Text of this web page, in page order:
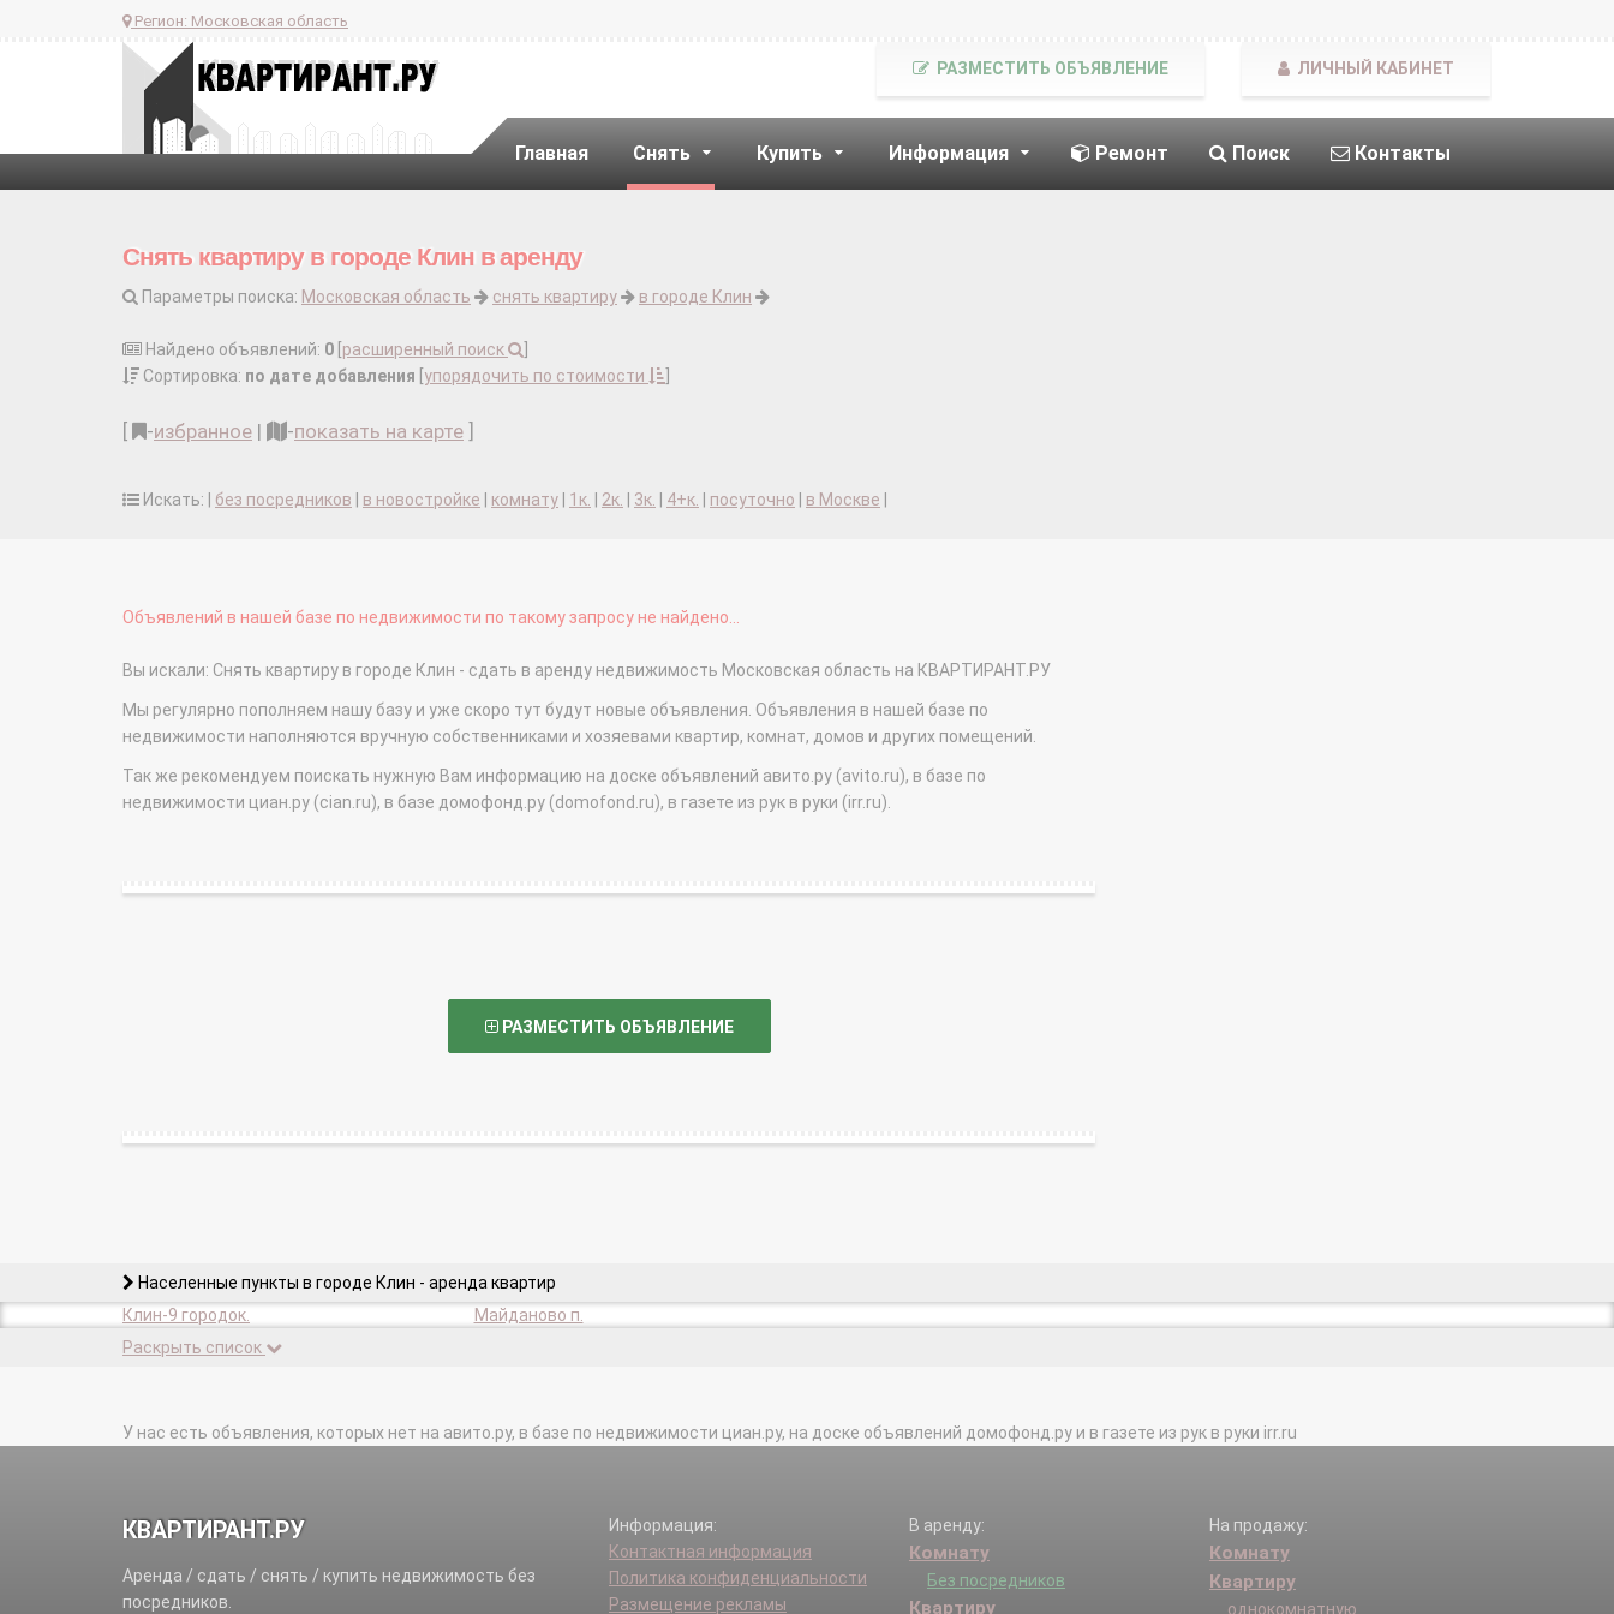
Регион: Московская область
Главная Снять Купить Информация Ремонт Поиск Контакты
РАЗМЕСТИТЬ ОБЪЯВЛЕНИЕ ЛИЧНЫЙ КАБИНЕТ
Снять квартиру в городе Клин в аренду
Параметры поиска: Московская область снять квартиру в городе Клин
Найдено объявлений: 0 расширенный поиск
Сортировка: по дате добавления упорядочить по стоимости
-избранное | -показать на карте
Искать: | без посредников в новостройке комнату 1к. 2к. 3к. 4+к. посуточно в Москве
Объявлений в нашей базе по недвижимости по такому запросу не найдено...
Вы искали: Снять квартиру в городе Клин - сдать в аренду недвижимость Московская область на КВАРТИРАНТ.РУ
Мы регулярно пополняем нашу базу и уже скоро тут будут новые объявления. Объявления в нашей базе по
недвижимости наполняются вручную собственниками и хозяевами квартир, комнат, домов и других помещений.
Так же рекомендуем поискать нужную Вам информацию на доске объявлений авито.ру (avito.ru), в базе по
недвижимости циан.ру (cian.ru), в базе домофонд.ру (domofond.ru), в газете из рук в руки (irr.ru).
РАЗМЕСТИТЬ ОБЪЯВЛЕНИЕ
Населенные пункты в городе Клин - аренда квартир
Клин-9 городок.
Майданово п.
Раскрыть список
У нас есть объявления, которых нет на авито.ру, в базе по недвижимости циан.ру, на доске объявлений домофонд.ру и в газете из рук в руки irr.ru
КВАРТИРАНТ.РУ
Аренда / сдать / снять / купить недвижимость без
посредников.
Информация:
Контактная информация
Политика конфиденциальности
Размещение рекламы
В аренду:
Комнату
Без посредников
Квартиру
На продажу:
Комнату
Квартиру
однокомнатную